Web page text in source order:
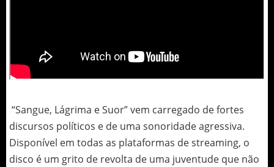
“Sangue, Lágrima e Suor” vem carregado de fortes
discursos políticos e de uma sonoridade agressiva.
Disponível em todas as plataformas de streaming, o
disco é um grito de revolta de uma juventude que não